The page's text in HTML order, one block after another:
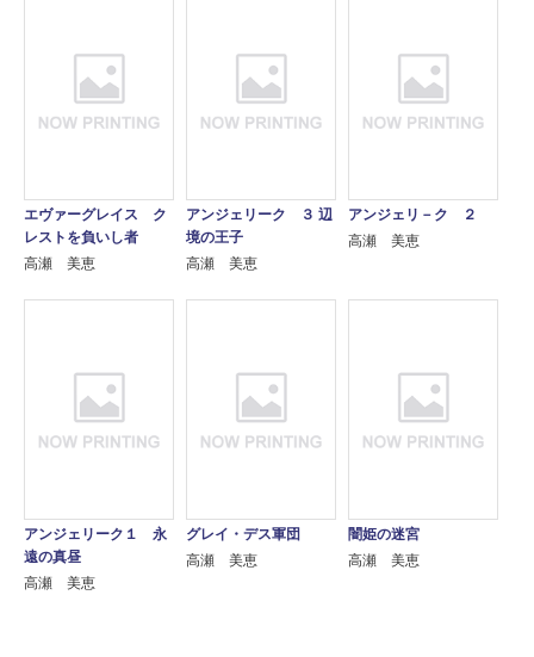
エヴァーグレイス ク
レストを負いし者
高瀬 美恵
アンジェリーク ３ 辺
境の王子
高瀬 美恵
アンジェリ－ク ２
高瀬 美恵
アンジェリーク１ 永
遠の真昼
高瀬 美恵
グレイ・デス軍団
高瀬 美恵
闇姫の迷宮
高瀬 美恵